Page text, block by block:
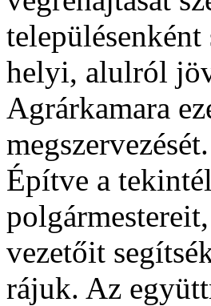
helyi, alulról
Agrárkamara
megszervezését.
Építve a
vezetőit
rájuk. Az